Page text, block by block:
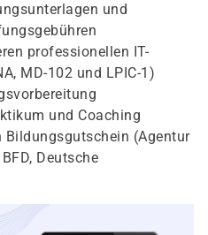
und
professionellen IT-
MD-102 und LPIC-1)
und Coaching
Bildungsgutschein (Agentur
Deutsche